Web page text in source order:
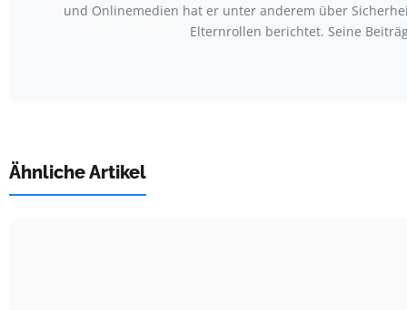
und Onlinemedien hat er unter anderem über
Elternrollen berichtet. Seine
Ähnliche Artikel